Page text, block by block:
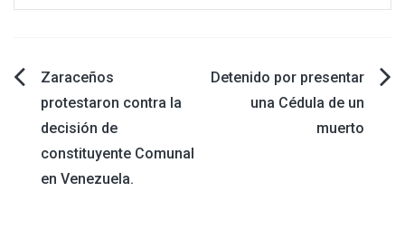
Navegación
de
entradas
Zaraceños
protestaron contra la
decisión de
constituyente Comunal
en Venezuela.
Detenido por presentar
una Cédula de un
muerto